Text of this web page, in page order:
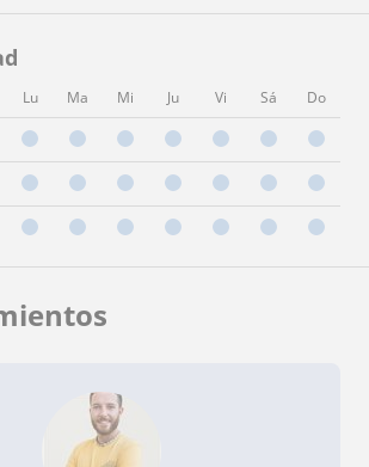
Lu Ma Mi Ju Vi Sá Do